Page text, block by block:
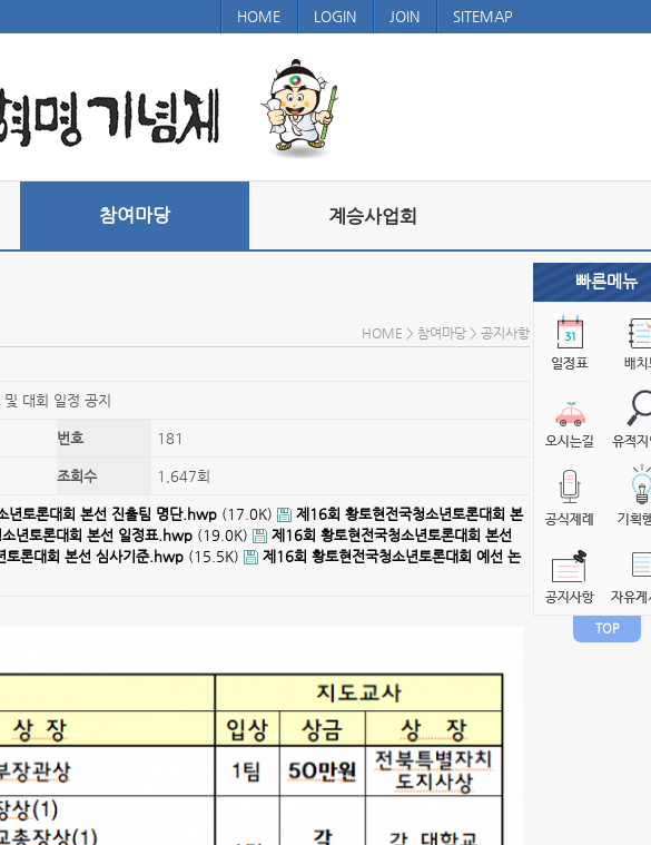
SITEMAP
JOIN
LOGIN
HOME
참여마당 계승사업회
빠른메뉴
TOP
HOME > 참여마당 > 공지사항
대회 일정 공지
번호 181
조회수 1,647회
년토론대회 본선 진출팀 명단.hwp (17.0K)
제16회 황토현전국청소년토론대회 본
년토론대회 본선 일정표.hwp (19.0K)
제16회 황토현전국청소년토론대회 본선
토론대회 본선 심사기준.hwp (15.5K)
제16회 황토현전국청소년토론대회 예선 논